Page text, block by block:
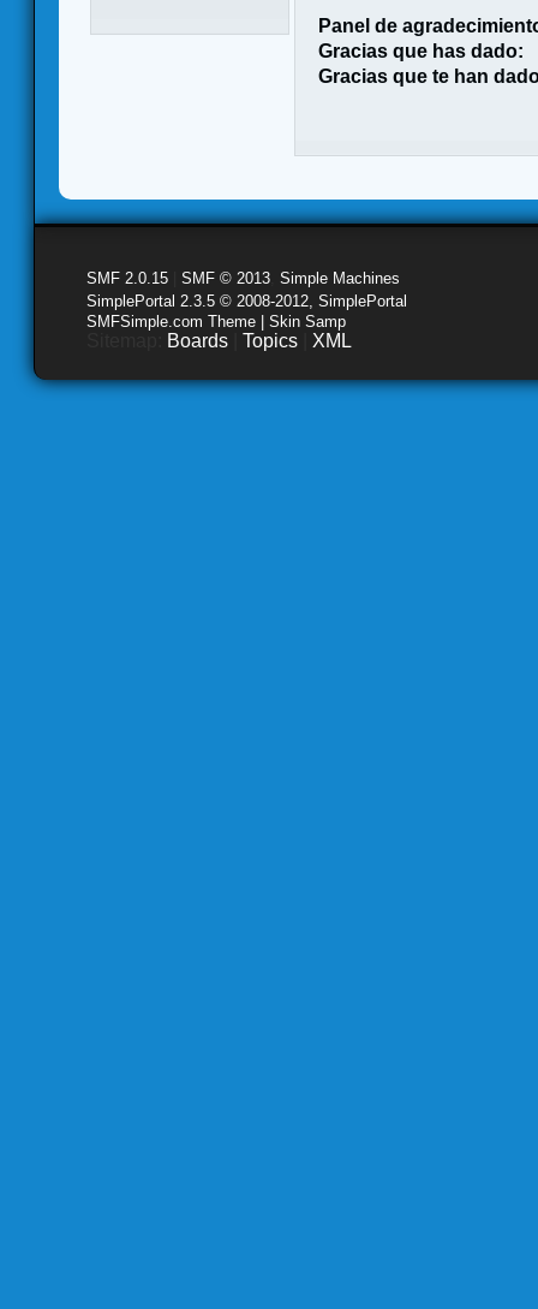
Panel de
Gracias que has dado:
Gracias que te han
SMF 2.0.15 SMF © 2013 Simple Machines
SimplePortal 2.3.5 © 2008-2012, SimplePortal
SMFSimple.com Theme | Skin Samp
Boards Topics XML